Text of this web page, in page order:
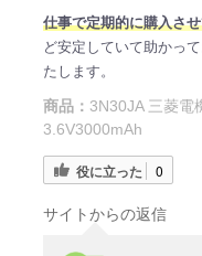
仕事で定期的に購入さ
ど安定していて助かっ
たします。
商品： 3N30JA 三菱電
3.6V3000mAh
役に立った 0
サイトからの返信